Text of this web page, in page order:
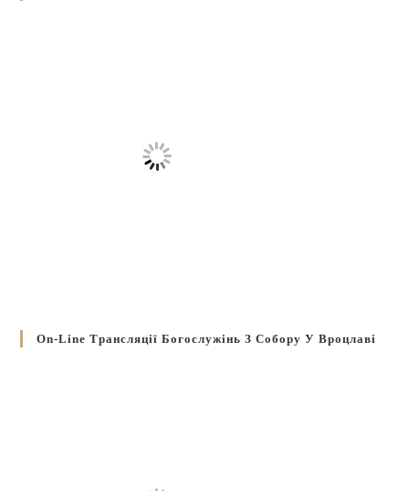
On-Line Трансляції Богослужінь З Собору У Вроцлаві